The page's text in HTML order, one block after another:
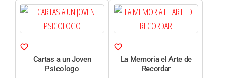
Cartas a un Joven
Psicologo
La Memoria el Arte de
Recordar